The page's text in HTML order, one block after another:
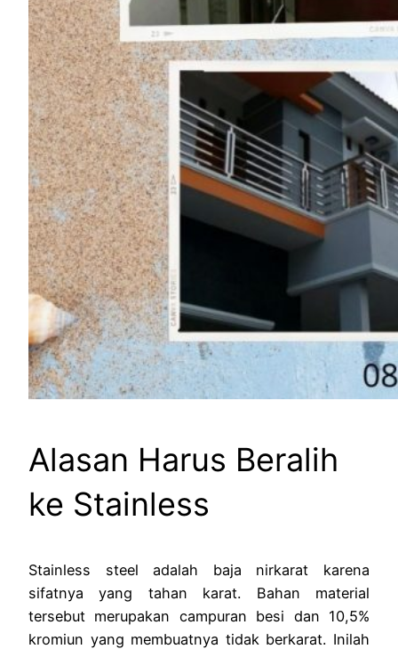
Alasan Harus Beralih
ke Stainless
Stainless steel adalah baja nirkarat karena
sifatnya yang tahan karat. Bahan material
tersebut merupakan campuran besi dan 10,5%
kromiun yang membuatnya tidak berkarat. Inilah